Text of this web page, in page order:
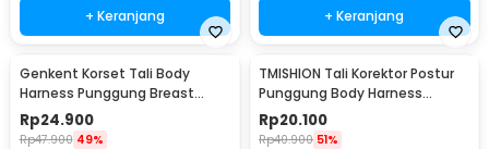
+ Keranjang + Keranjang
Genkent Korset Tali Body
Harness Punggung Breast
Support L - BBJ-16
Rp24.900
Rp47.900 49%
TMISHION Tali Korektor Postur
Punggung Body Harness
Posture Corrector - BBJ-16
Rp20.100
Rp40.900 51%